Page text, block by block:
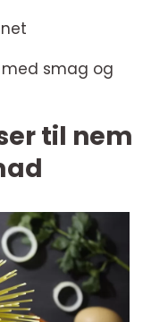
smag og
til nem